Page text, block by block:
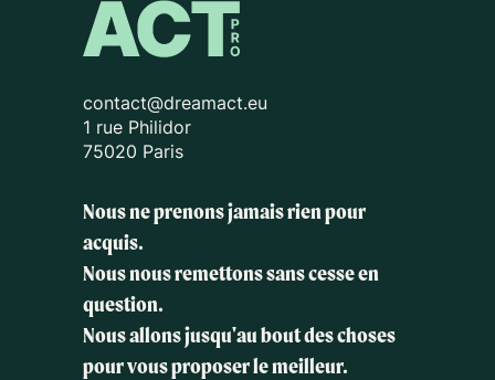
contact@dreamact.eu
1 rue Philidor
75020 Paris
Nous ne prenons jamais rien pour
acquis.
Nous nous remettons sans cesse en
question.
Nous allons jusqu'au bout des choses
pour vous proposer le meilleur.